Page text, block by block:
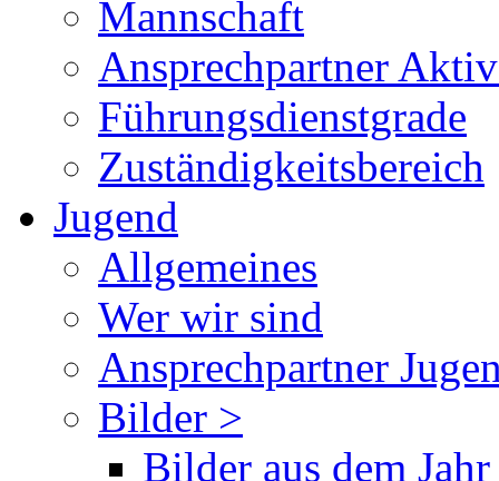
Mannschaft
Ansprechpartner
Führungsdienstgrade
Zuständigkeitsbereich
Jugend
Allgemeines
Wer wir sind
Ansprechpartner
Bilder >
Bilder aus dem